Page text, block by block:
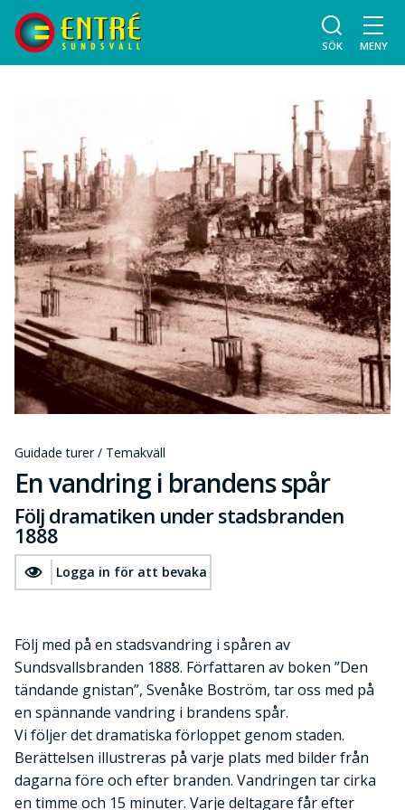
SÖK MENY
Guidade turer / Temakväll
En vandring i brandens spår
Följ dramatiken under stadsbranden
1888
Logga in för att bevaka
Följ med på en stadsvandring i spåren av
Sundsvallsbranden 1888. Författaren av boken ”Den
tändande gnistan”, Svenåke Boström, tar oss med på
en spännande vandring i brandens spår.
Vi följer det dramatiska förloppet genom staden.
Berättelsen illustreras på varje plats med bilder från
dagarna före och efter branden. Vandringen tar cirka
en timme och 15 minuter. Varje deltagare får efter